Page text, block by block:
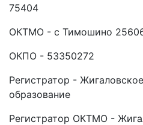
75404
ОКТМО - с Тимошино
ОКПО - 53350272
Регистратор -
образование
Регистратор ОКТМО -